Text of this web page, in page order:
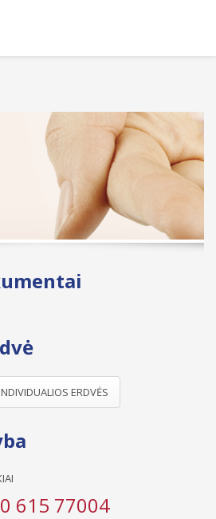
ERDVĖS
615 77004